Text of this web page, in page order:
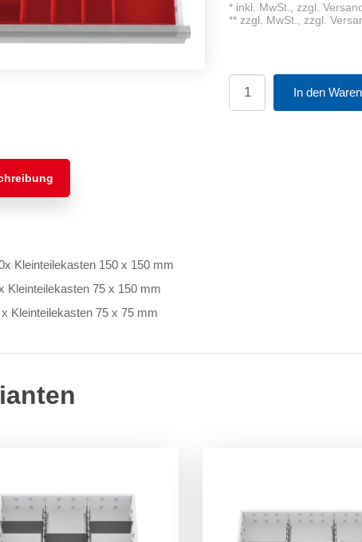
* inkl. MwSt.,zzgl.
**zzgl. MwSt.,zzgl.
In den
Kleinteilekasten 150 x 150 mm
Kleinteilekasten 75 x 150 mm
x Kleinteilekasten 75 x 75 mm